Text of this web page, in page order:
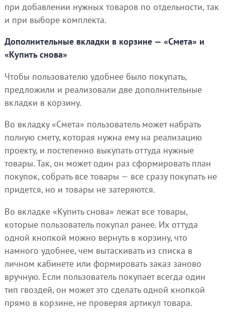
при добавлении нужных товаров по отдельности, так
и при выборе комплекта.
Дополнительные вкладки в корзине — «Смета» и
«Купить снова»
Чтобы пользователю удобнее было покупать,
предложили и реализовали две дополнительные
вкладки в корзину.
Во вкладку «Смета» пользователь может набрать
полную смету, которая нужна ему на реализацию
проекту, и постепенно выкупать оттуда нужные
товары. Так, он может один раз сформировать план
покупок, собрать все товары — все сразу покупать не
придется, но и товары не затеряются.
Во вкладке «Купить снова» лежат все товары,
которые пользователь покупал ранее. Их оттуда
одной кнопкой можно вернуть в корзину, что
намного удобнее, чем вытаскивать из списка в
личном кабинете или формировать заказ заново
вручную. Если пользователь покупает всегда один
тип гвоздей, он может это сделать одной кнопкой
прямо в корзине, не проверяя артикул товара.